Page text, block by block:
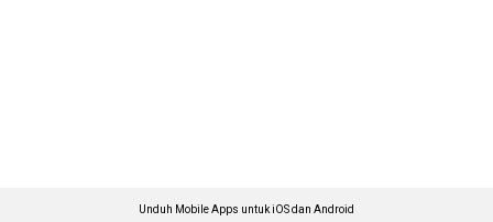
Unduh Mobile Apps untuk iOS dan Android